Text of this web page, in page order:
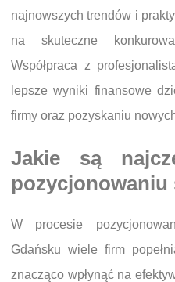
najnowszych trendów i
na skuteczne
Współpraca z
lepsze wyniki finansowe
firmy oraz pozyskaniu
Jakie są
pozycjonowaniu
W procesie
Gdańsku wiele firm
znacząco wpłynąć na